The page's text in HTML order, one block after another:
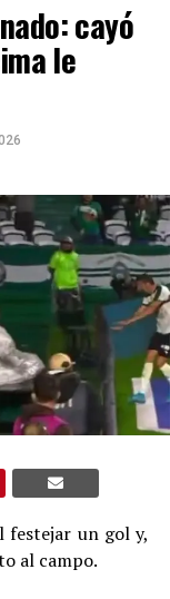
cayó
le
festejar un gol y,
al campo.